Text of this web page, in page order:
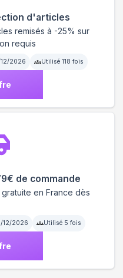
d'articles
remisés à -25% sur
requis
12/2026 Utilisé 118 fois
de commande
en France dès
12/2026 Utilisé 5 fois